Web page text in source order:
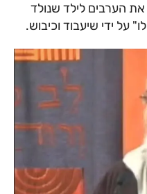
את הערבים לילד שנולד
על ידי שיעבוד וכיבוש.